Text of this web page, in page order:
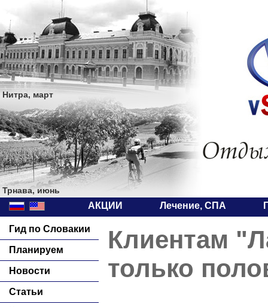
Нитра, март
Трнава, июнь
АКЦИИ Лечение, СПА
Гид по Словакии
Планируем
Новости
Статьи
Клиентам
только